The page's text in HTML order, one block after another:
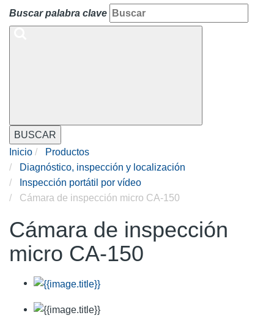
Buscar palabra clave
BUSCAR
Inicio
Productos
Diagnóstico, inspección y localización
Inspección portátil por vídeo
Cámara de inspección micro CA-150
Cámara de inspección
micro CA-150